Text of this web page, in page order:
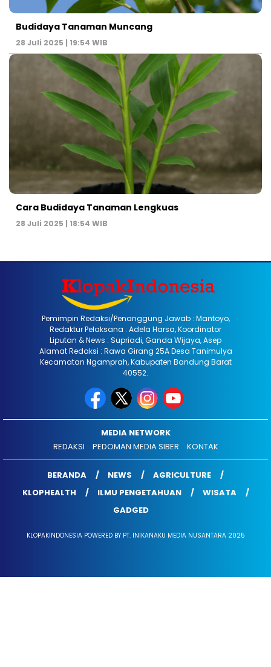
Budidaya Tanaman Muncang
28 Juli 2025 | 19:54 WIB
Cara Budidaya Tanaman Lengkuas
28 Juli 2025 | 18:54 WIB
Pemimpin Redaksi/Penanggung Jawab : Mantoyo,
Redaktur Pelaksana : Adela Harsa, Koordinator
Liputan & News : Supriadi, Ganda Wijaya, Asep
Alamat Redaksi : Rawa Girang 25A Desa Tanimulya
Kecamatan Ngamprah, Kabupaten Bandung Barat
40552.
MEDIA NETWORK
REDAKSI
PEDOMAN MEDIA SIBER KONTAK
BERANDA NEWS
AGRICULTURE
KLOPHEALTH
ILMU PENGETAHUAN
WISATA
GADGED
KLOPAKINDONESIA POWERED BY PT. INIKANAKU MEDIA NUSANTARA 2025